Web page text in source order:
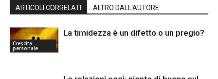
ARTICOLI CORRELATI ALTRO DALL'AUTORE
Crescita
personale
La timidezza è un difetto o un pregio?